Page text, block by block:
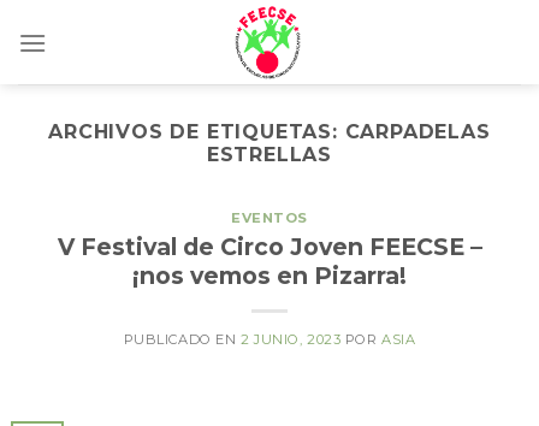
ARCHIVOS DE ETIQUETAS: CARPADELAS
ESTRELLAS
EVENTOS
V Festival de Circo Joven FEECSE –
¡nos vemos en Pizarra!
PUBLICADO EN 2 JUNIO, 2023 PORASIA